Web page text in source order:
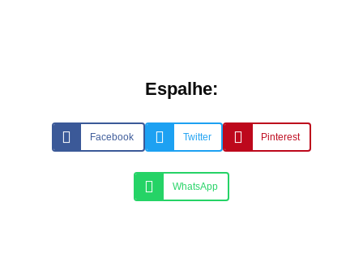
Espalhe:
Facebook Twitter Pinterest
WhatsApp